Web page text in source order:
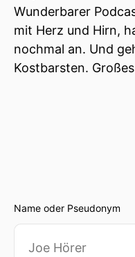
Wunderbarer
mit Herz und Hirn,
nochmal an. Und
Kostbarsten.
Name oder Pseudonym